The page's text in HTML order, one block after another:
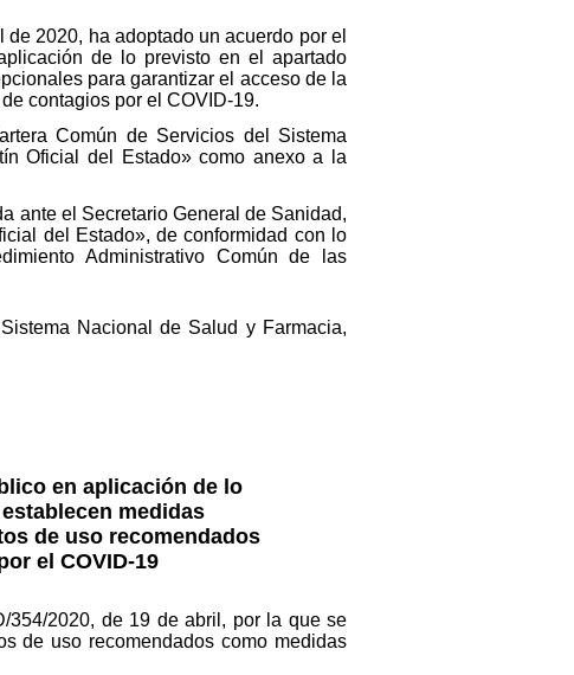
2020, ha adoptado un acuerdo por el
de lo previsto en el apartado
para garantizar el acceso de la
contagios por el COVID-19.
Común de Servicios del Sistema
Oficial del Estado» como anexo a la
ante el Secretario General de Sanidad,
del Estado», de conformidad con lo
Administrativo Común de las
Nacional de Salud y Farmacia,
en aplicación de lo
medidas
de uso recomendados
el COVID-19
2020, de 19 de abril, por la que se
de uso recomendados como medidas